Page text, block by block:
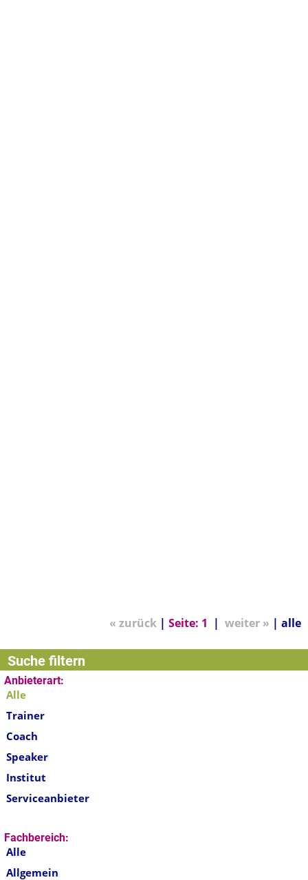
« zurück | Seite: 1 | weiter » | alle
Suche filtern
Anbieterart:
Alle
Trainer
Coach
Speaker
Institut
Serviceanbieter
Fachbereich:
Alle
Allgemein